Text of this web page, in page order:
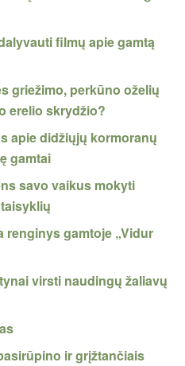
filmų apie gamtą
griežimo, perkūno oželių
erelio skrydžio?
apie didžiųjų kormoranų
gamtai
savo vaikus mokyti
renginys gamtoje „Vidur
virsti naudingų žaliavų
ir grįžtančiais